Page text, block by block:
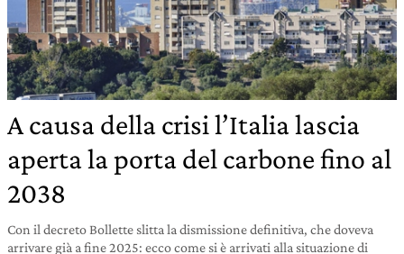
A causa della crisi l’Italia lascia
aperta la porta del carbone fino al
2038
Con il decreto Bollette slitta la dismissione definitiva, che doveva
arrivare già a fine 2025: ecco come si è arrivati alla situazione di